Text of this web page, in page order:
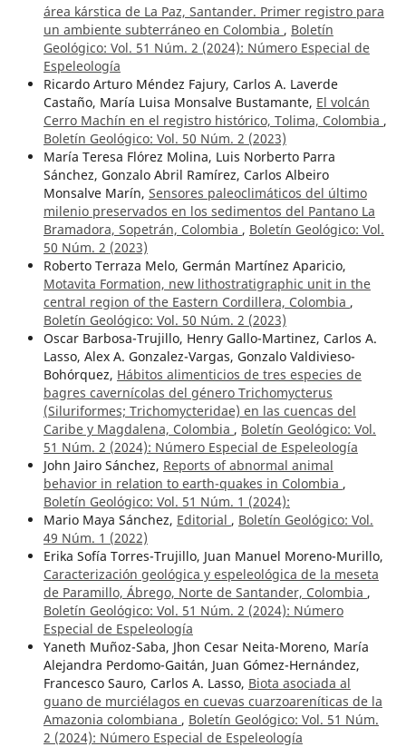
área kárstica de La Paz, Santander. Primer registro para
un ambiente subterráneo en Colombia , Boletín
Geológico: Vol. 51 Núm. 2 (2024): Número Especial de
Espeleología
Ricardo Arturo Méndez Fajury, Carlos A. Laverde
Castaño, María Luisa Monsalve Bustamante, El volcán
Cerro Machín en el registro histórico, Tolima, Colombia ,
Boletín Geológico: Vol. 50 Núm. 2 (2023)
María Teresa Flórez Molina, Luis Norberto Parra
Sánchez, Gonzalo Abril Ramírez, Carlos Albeiro
Monsalve Marín, Sensores paleoclimáticos del último
milenio preservados en los sedimentos del Pantano La
Bramadora, Sopetrán, Colombia , Boletín Geológico: Vol.
50 Núm. 2 (2023)
Roberto Terraza Melo, Germán Martínez Aparicio,
Motavita Formation, new lithostratigraphic unit in the
central region of the Eastern Cordillera, Colombia ,
Boletín Geológico: Vol. 50 Núm. 2 (2023)
Oscar Barbosa-Trujillo, Henry Gallo-Martinez, Carlos A.
Lasso, Alex A. Gonzalez-Vargas, Gonzalo Valdivieso-
Bohórquez, Hábitos alimenticios de tres especies de
bagres cavernícolas del género Trichomycterus
(Siluriformes; Trichomycteridae) en las cuencas del
Caribe y Magdalena, Colombia , Boletín Geológico: Vol.
51 Núm. 2 (2024): Número Especial de Espeleología
John Jairo Sánchez, Reports of abnormal animal
behavior in relation to earth-quakes in Colombia ,
Boletín Geológico: Vol. 51 Núm. 1 (2024):
Mario Maya Sánchez, Editorial , Boletín Geológico: Vol.
49 Núm. 1 (2022)
Erika Sofía Torres-Trujillo, Juan Manuel Moreno-Murillo,
Caracterización geológica y espeleológica de la meseta
de Paramillo, Ábrego, Norte de Santander, Colombia ,
Boletín Geológico: Vol. 51 Núm. 2 (2024): Número
Especial de Espeleología
Yaneth Muñoz-Saba, Jhon Cesar Neita-Moreno, María
Alejandra Perdomo-Gaitán, Juan Gómez-Hernández,
Francesco Sauro, Carlos A. Lasso, Biota asociada al
guano de murciélagos en cuevas cuarzoareníticas de la
Amazonia colombiana , Boletín Geológico: Vol. 51 Núm.
2 (2024): Número Especial de Espeleología